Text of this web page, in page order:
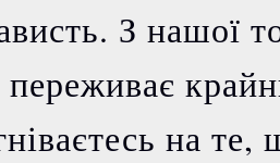
З нашої
переживає
на те,